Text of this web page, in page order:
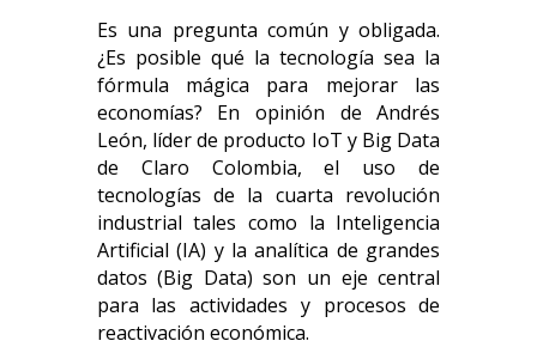
Es una pregunta común y obligada.
¿Es posible qué la tecnología sea la
fórmula mágica para mejorar las
economías? En opinión de Andrés
León, líder de producto IoT y Big Data
de Claro Colombia, el uso de
tecnologías de la cuarta revolución
industrial tales como la Inteligencia
Artificial (IA) y la analítica de grandes
datos (Big Data) son un eje central
para las actividades y procesos de
reactivación económica.